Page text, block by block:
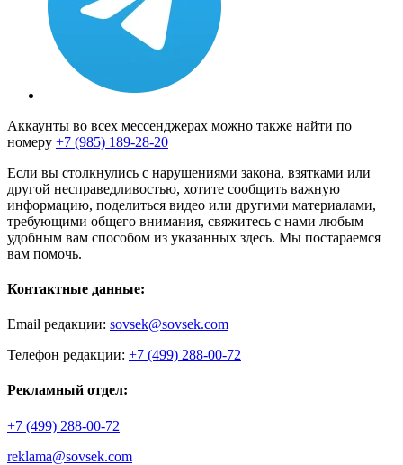
Аккаунты во всех мессенджерах можно также найти по
номеру +7 (985) 189-28-20
Если вы столкнулись с нарушениями закона, взятками или
другой несправедливостью, хотите сообщить важную
информацию, поделиться видео или другими материалами,
требующими общего внимания, свяжитесь с нами любым
удобным вам способом из указанных здесь. Мы постараемся
вам помочь.
Контактные данные:
Email редакции: sovsek@sovsek.com
Телефон редакции: +7 (499) 288-00-72
Рекламный отдел:
+7 (499) 288-00-72
reklama@sovsek.com